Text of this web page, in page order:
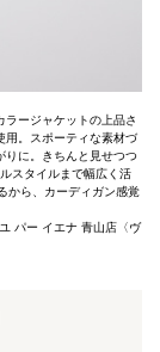
ラージャケットの上品さ
用。スポーティな素材づ
りに。きちんと見せつつ
スタイルまで幅広く活
から、カーディガン感覚
パー イエナ 青山店〈ヴ